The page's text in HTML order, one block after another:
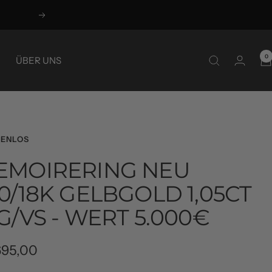
Weiter
ÜBER UNS 0
NEU
18K GELBGOLD 1,05CT
VS - WERT 5.000€